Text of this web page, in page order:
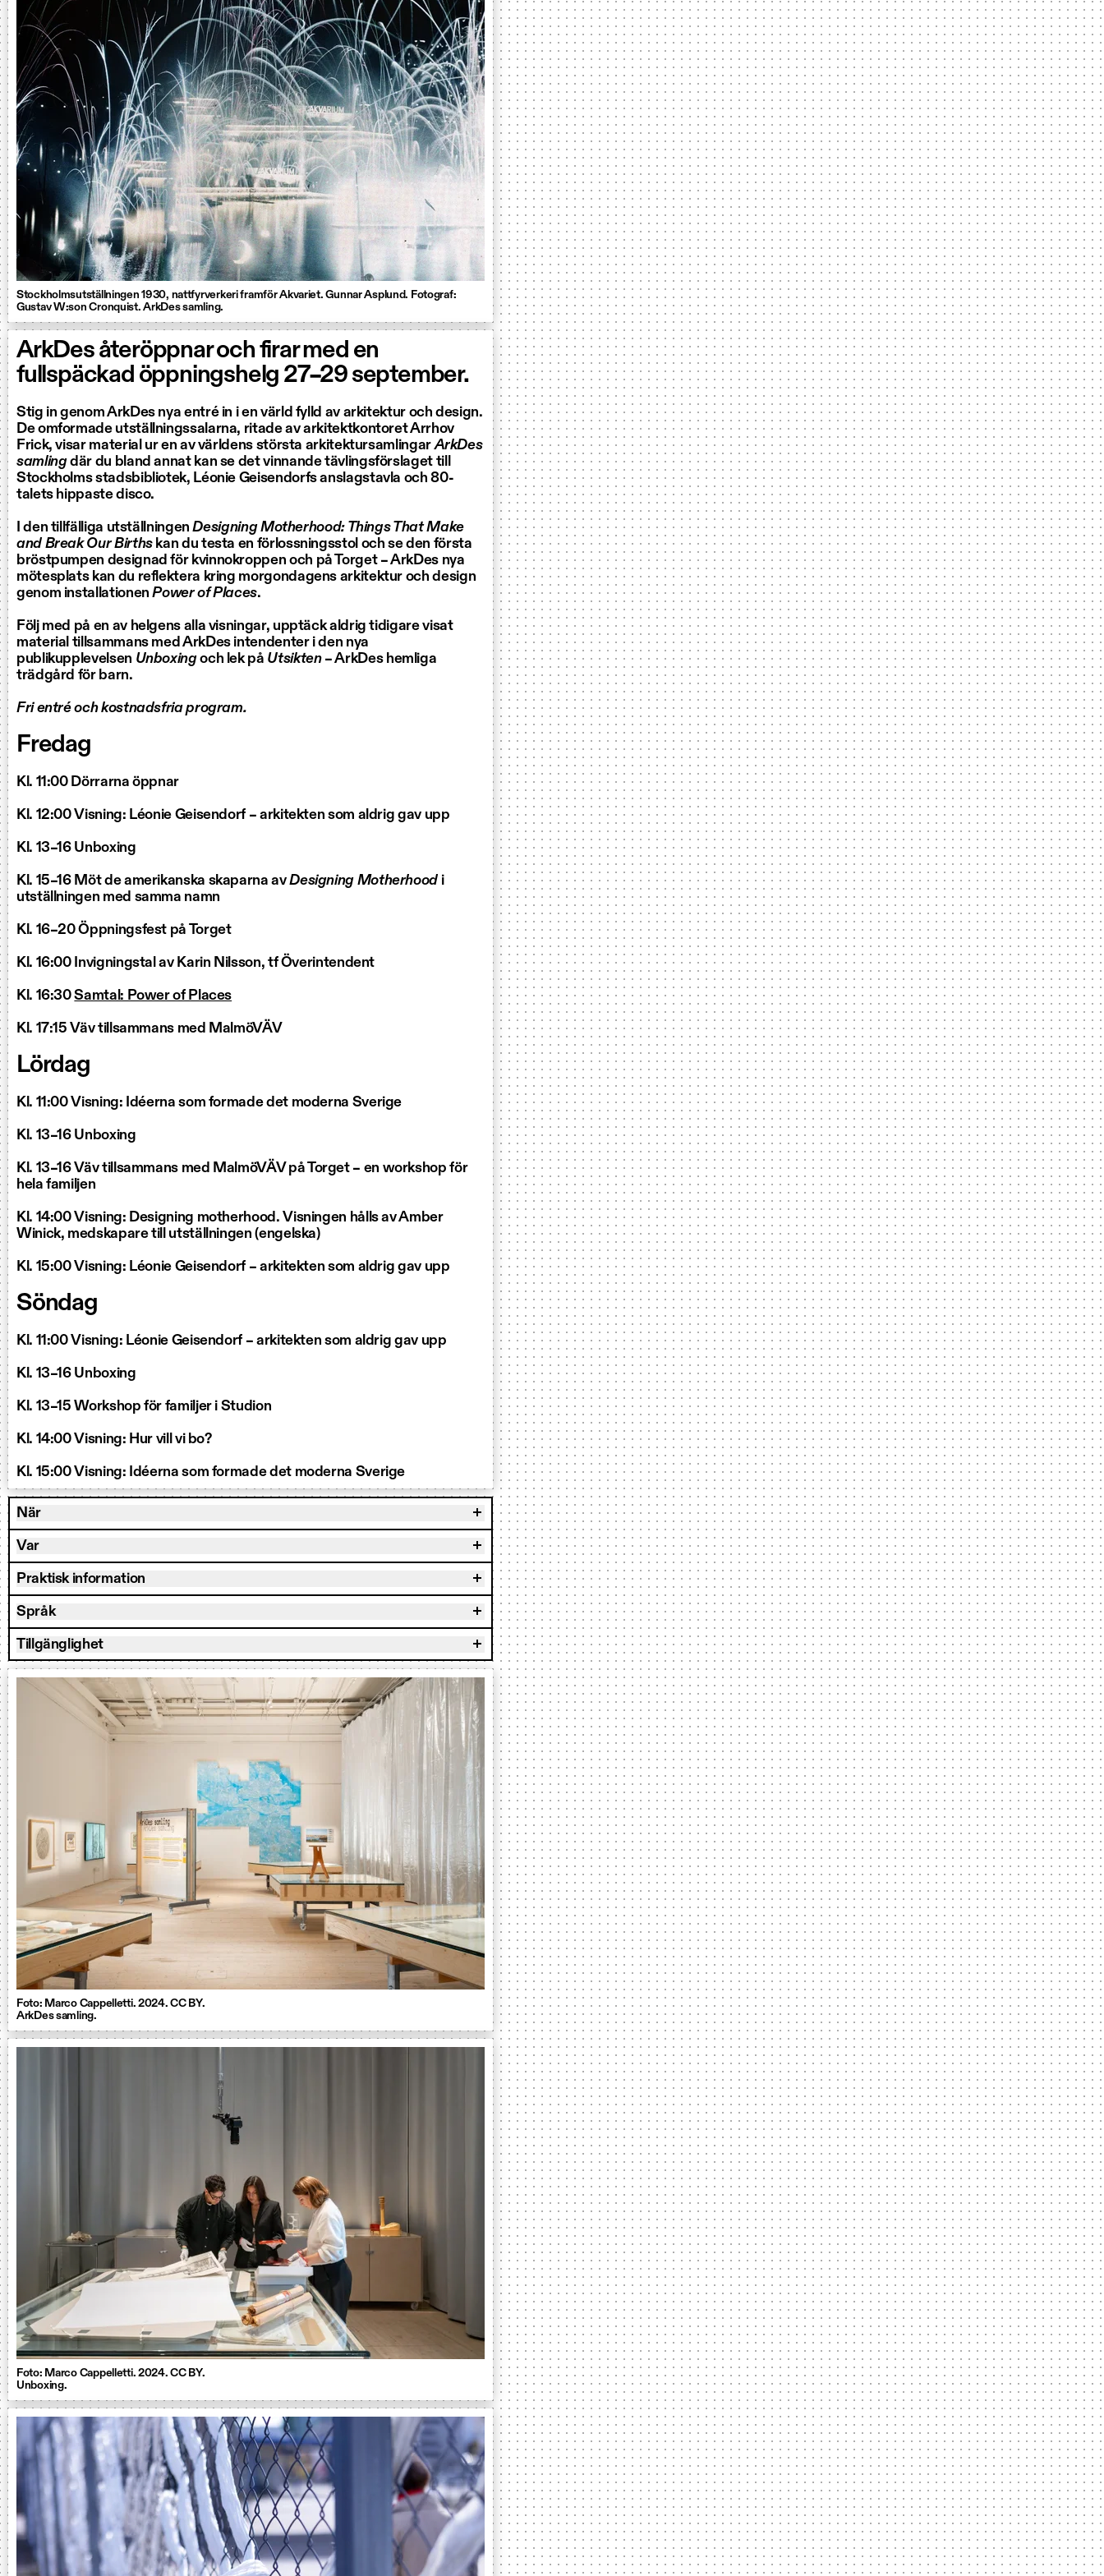
Stockholmsutställningen 1930, nattfyrverkeri framför Akvariet. Gunnar Asplund. Fotograf:
Gustav W:son Cronquist. ArkDes samling.
ArkDes återöppnar och firar med en
fullspäckad öppningshelg 27–29 september.
Stig in genom ArkDes nya entré in i en värld fylld av arkitektur och design.
De omformade utställningssalarna, ritade av arkitektkontoret Arrhov
Frick, visar material ur en av världens största arkitektursamlingarArkDes
samling­ där du bland annat kan se det vinnande tävlingsförslaget till
Stockholms stadsbibliotek, Léonie Geisendorfs anslagstavla och 80-
talets hippaste disco.
I den tillfälliga utställningenDesigning Motherhood: Things That Make
and Break Our Birthskan du testa en förlossningsstol och se den första
bröstpumpen designad för kvinnokroppen och på Torget – ArkDes nya
mötesplats kan du reflektera kring morgondagens arkitektur och design
genom installationenPower of Places.
Följ med på en av helgens alla visningar, upptäck aldrig tidigare visat
material tillsammans med ArkDes intendenter i den nya
publikupplevelsen Unboxingoch lek på Utsikten– ArkDes hemliga
trädgård för barn.
Fri entré och kostnadsfria program.
Fredag
Kl. 11:00 Dörrarna öppnar
Kl. 12:00 Visning: Léonie Geisendorf – arkitekten som aldrig gav upp
Kl. 13–16 Unboxing
Kl. 15–16 Möt de amerikanska skaparna avDesigning Motherhood i
utställningen med samma namn
Kl. 16–20 Öppningsfest på Torget
Kl. 16:00 Invigningstal av Karin Nilsson, tf Överintendent
Kl. 16:30Samtal: Power of Places
Kl. 17:15 Väv tillsammans med MalmöVÄV
Lördag
Kl. 11:00 Visning: Idéerna som formade det moderna Sverige
Kl. 13–16 Unboxing
Kl. 13–16 Väv tillsammans med MalmöVÄV på Torget – en workshop för
hela familjen
Kl. 14:00 Visning: Designing motherhood. Visningen hålls av Amber
Winick, medskapare till utställningen (engelska)
Kl. 15:00 Visning: Léonie Geisendorf – arkitekten som aldrig gav upp
Söndag
Kl. 11:00 Visning: Léonie Geisendorf – arkitekten som aldrig gav upp
Kl. 13–16 Unboxing
Kl. 13–15 Workshop för familjer i Studion
Kl. 14:00 Visning: Hur vill vi bo?
Kl. 15:00 Visning: Idéerna som formade det moderna Sverige
När
Var
Praktisk information
Språk
Tillgänglighet
Foto: Marco Cappelletti. 2024. CC BY.
ArkDes samling.
Foto: Marco Cappelletti. 2024. CC BY.
Unboxing.